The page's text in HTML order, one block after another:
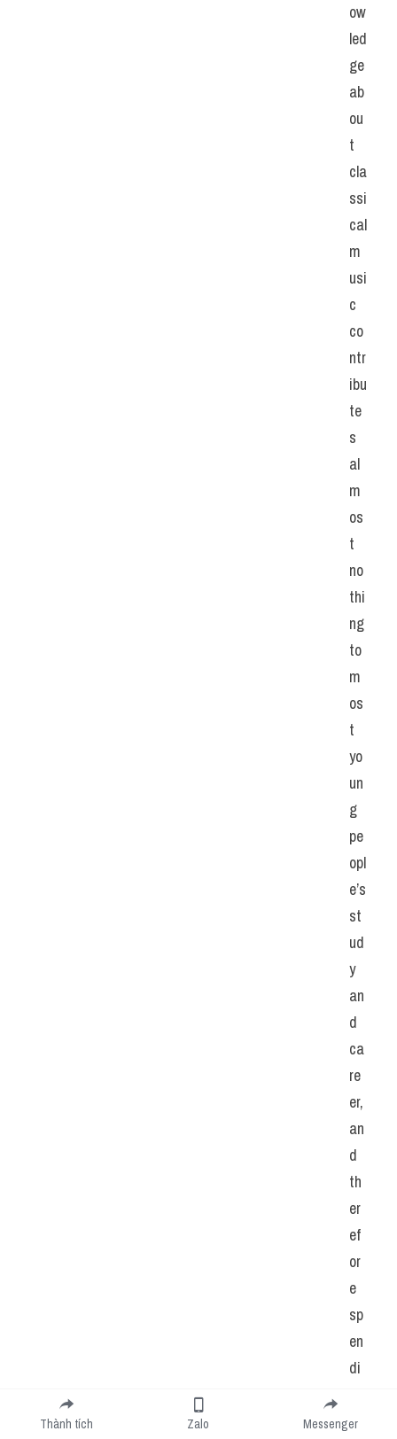
ow
led
ge
ab
ou
t
cla
ssi
cal
m
usi
c
co
ntr
ibu
te
s
al
m
os
t
no
thi
ng
to
m
os
t
yo
un
g
pe
opl
e’s
st
ud
y
an
d
ca
re
er,
an
d
th
er
ef
or
e
sp
en
di
ti
Thành tích Zalo Messenger